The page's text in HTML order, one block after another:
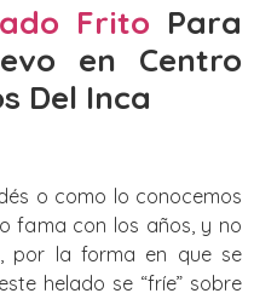
Frito Para
en Centro
Del Inca
o como lo conocemos
fama con los años, y no
por la forma en que se
helado se “fríe” sobre